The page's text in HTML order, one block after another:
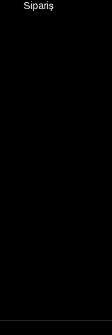
Sipariş